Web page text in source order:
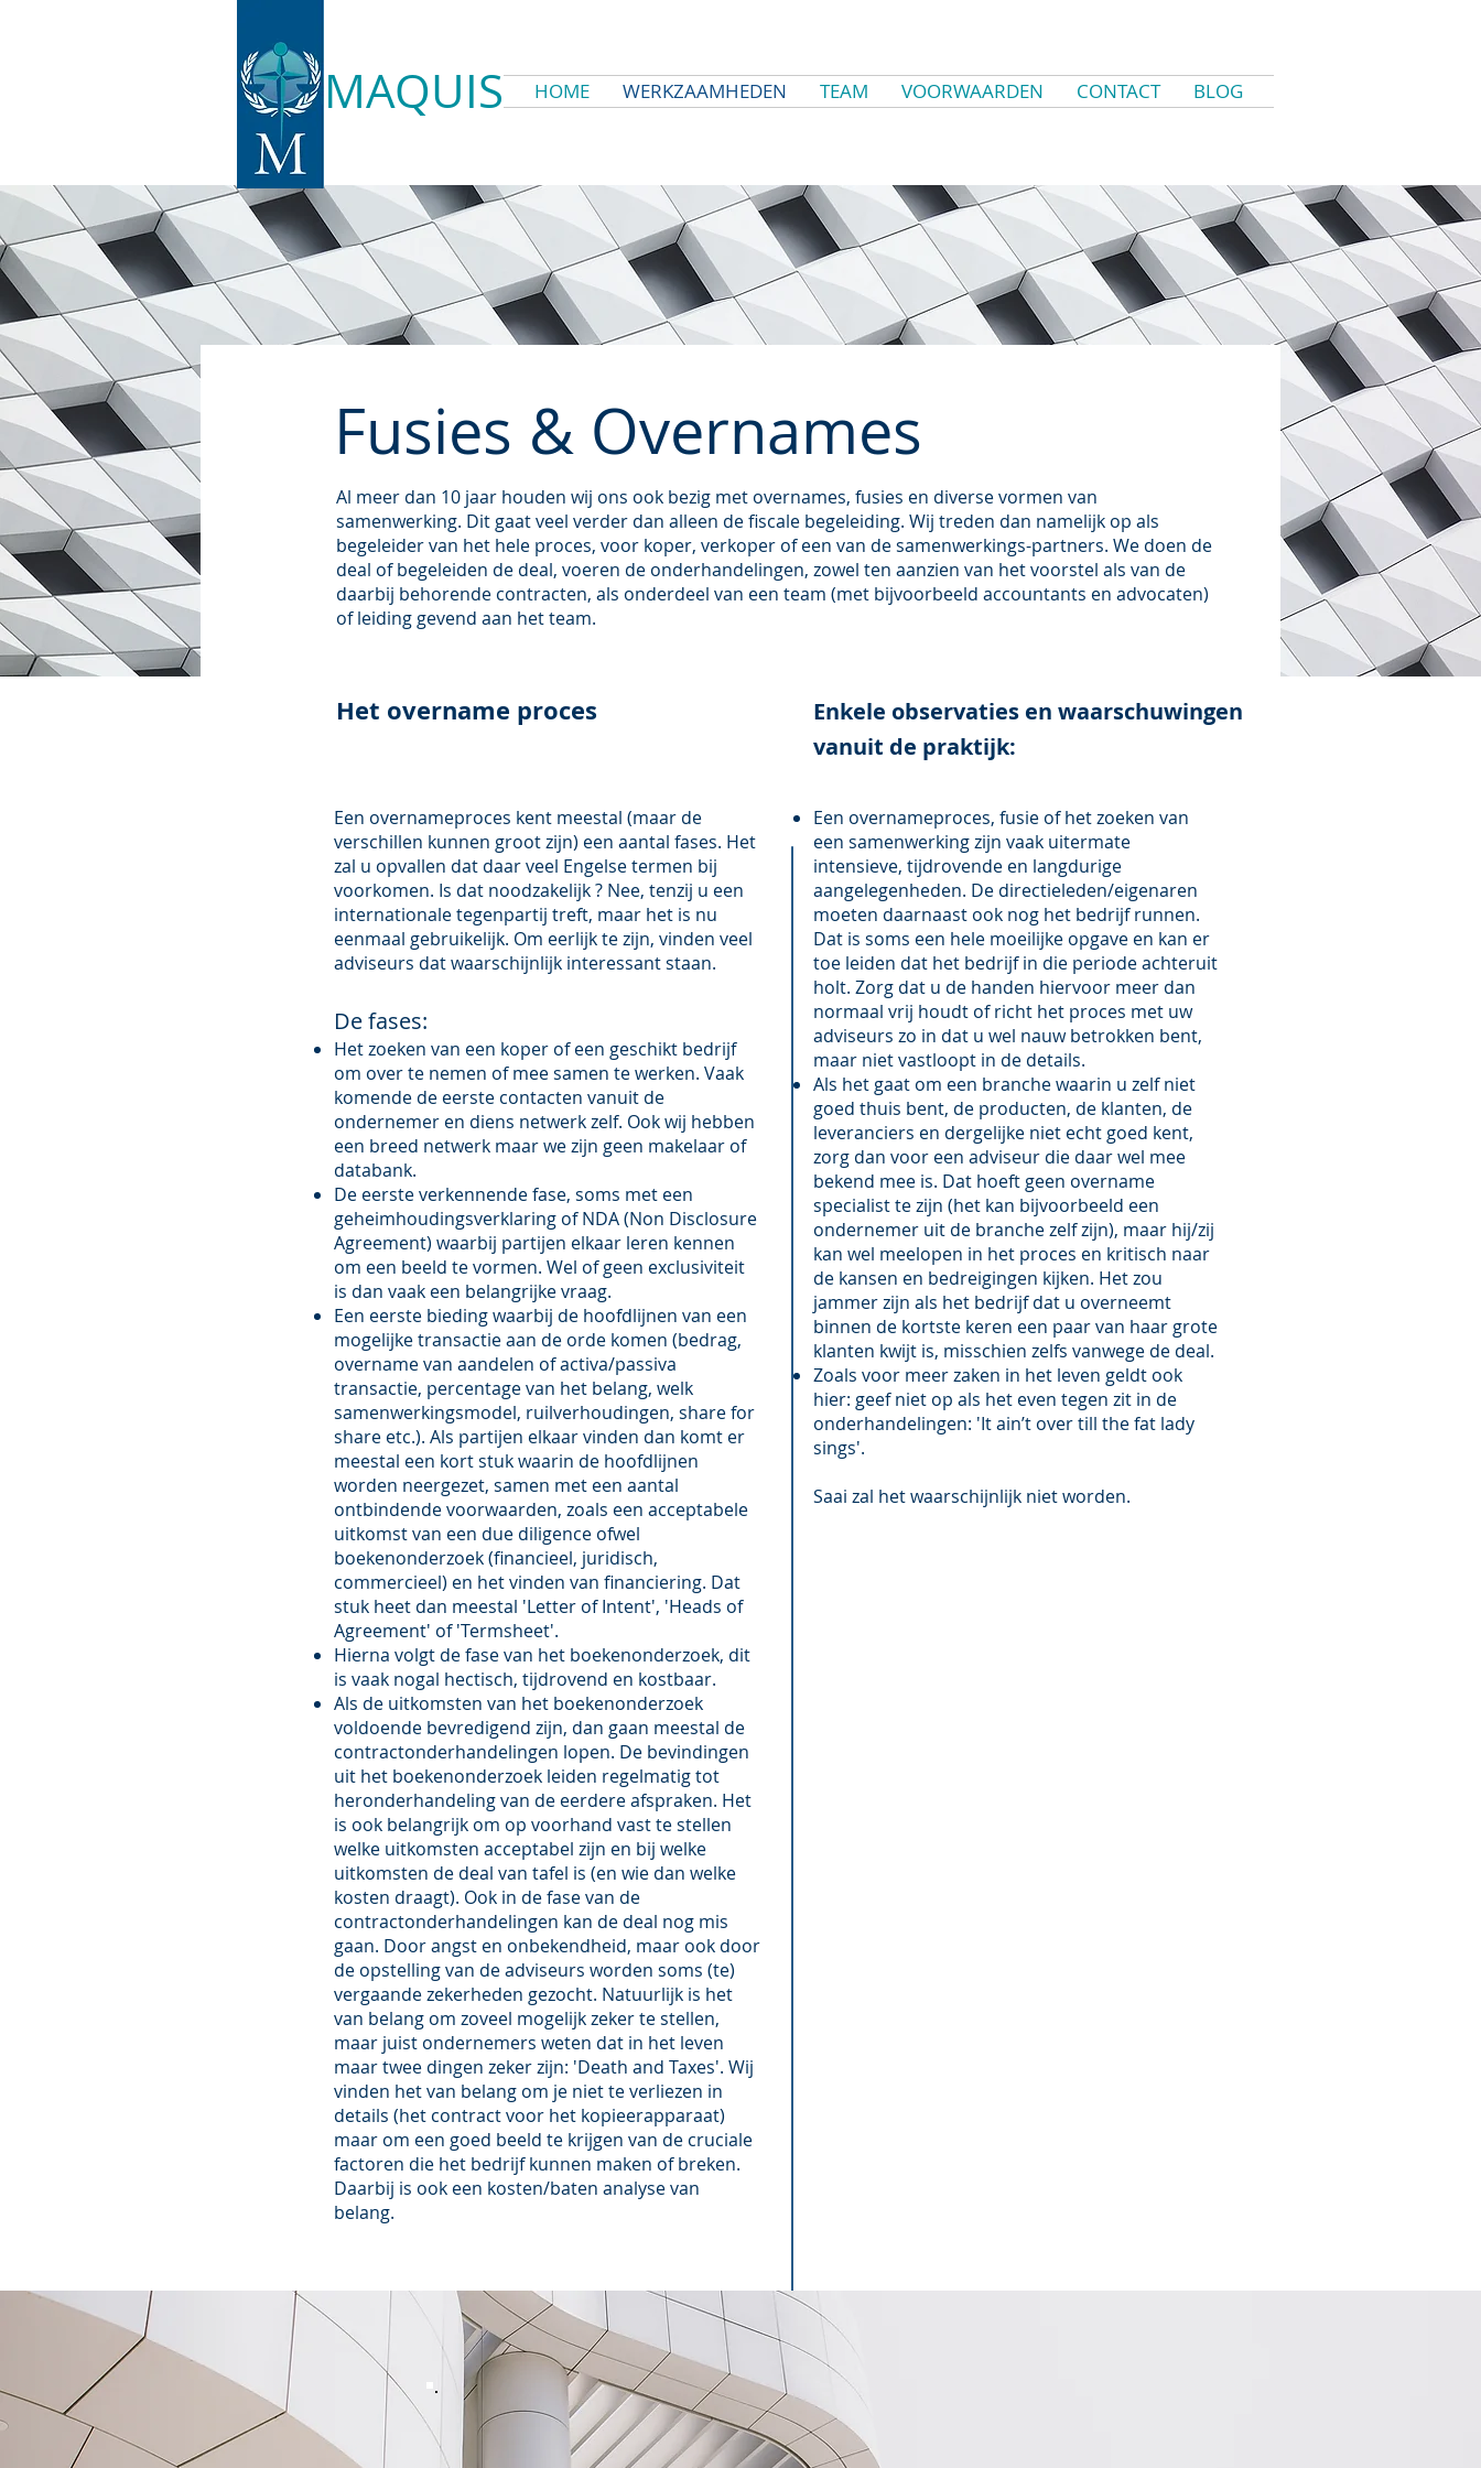
MAQUIS HOME WERKZAAMHEDEN TEAM VOORWAARDEN CONTACT BLOG
Fusies & Overnames
Al meer dan 10 jaar houden wij ons ook bezig met overnames, fusies en diverse vormen van
samenwerking. Dit gaat veel verder dan alleen de fiscale begeleiding. Wij treden dan namelijk op als
begeleider van het hele proces, voor koper, verkoper of een van de samenwerkings-partners. We doen de
deal of begeleiden de deal, voeren de onderhandelingen, zowel ten aanzien van het voorstel als van de
daarbij behorende contracten, als onderdeel van een team (met bijvoorbeeld accountants en advocaten)
of leiding gevend aan het team.
Het overname proces
Enkele observaties en waarschuwingen
vanuit de praktijk:
Een overnameproces kent meestal (maar de
verschillen kunnen groot zijn) een aantal fases. Het
zal u opvallen dat daar veel Engelse termen bij
voorkomen. Is dat noodzakelijk ? Nee, tenzij u een
internationale tegenpartij treft, maar het is nu
eenmaal gebruikelijk. Om eerlijk te zijn, vinden veel
adviseurs dat waarschijnlijk interessant staan.
De fases:
Het zoeken van een koper of een geschikt bedrijf
om over te nemen of mee samen te werken. Vaak
komende de eerste contacten vanuit de
ondernemer en diens netwerk zelf. Ook wij hebben
een breed netwerk maar we zijn geen makelaar of
databank.
De eerste verkennende fase, soms met een
geheimhoudingsverklaring of NDA (Non Disclosure
Agreement) waarbij partijen elkaar leren kennen
om een beeld te vormen. Wel of geen exclusiviteit
is dan vaak een belangrijke vraag.
Een eerste bieding waarbij de hoofdlijnen van een
mogelijke transactie aan de orde komen (bedrag,
overname van aandelen of activa/passiva
transactie, percentage van het belang, welk
samenwerkingsmodel, ruilverhoudingen, share for
share etc.). Als partijen elkaar vinden dan komt er
meestal een kort stuk waarin de hoofdlijnen
worden neergezet, samen met een aantal
ontbindende voorwaarden, zoals een acceptabele
uitkomst van een due diligence ofwel
boekenonderzoek (financieel, juridisch,
commercieel) en het vinden van financiering. Dat
stuk heet dan meestal 'Letter of Intent', 'Heads of
Agreement' of 'Termsheet'.
Hierna volgt de fase van het boekenonderzoek, dit
is vaak nogal hectisch, tijdrovend en kostbaar.
Als de uitkomsten van het boekenonderzoek
voldoende bevredigend zijn, dan gaan meestal de
contractonderhandelingen lopen. De bevindingen
uit het boekenonderzoek leiden regelmatig tot
heronderhandeling van de eerdere afspraken. Het
is ook belangrijk om op voorhand vast te stellen
welke uitkomsten acceptabel zijn en bij welke
uitkomsten de deal van tafel is (en wie dan welke
kosten draagt). Ook in de fase van de
contractonderhandelingen kan de deal nog mis
gaan. Door angst en onbekendheid, maar ook door
de opstelling van de adviseurs worden soms (te)
vergaande zekerheden gezocht. Natuurlijk is het
van belang om zoveel mogelijk zeker te stellen,
maar juist ondernemers weten dat in het leven
maar twee dingen zeker zijn: 'Death and Taxes'. Wij
vinden het van belang om je niet te verliezen in
details (het contract voor het kopieerapparaat)
maar om een goed beeld te krijgen van de cruciale
factoren die het bedrijf kunnen maken of breken.
Daarbij is ook een kosten/baten analyse van
belang.
Een overnameproces, fusie of het zoeken van
een samenwerking zijn vaak uitermate
intensieve, tijdrovende en langdurige
aangelegenheden. De directieleden/eigenaren
moeten daarnaast ook nog het bedrijf runnen.
Dat is soms een hele moeilijke opgave en kan er
toe leiden dat het bedrijf in die periode achteruit
holt. Zorg dat u de handen hiervoor meer dan
normaal vrij houdt of richt het proces met uw
adviseurs zo in dat u wel nauw betrokken bent,
maar niet vastloopt in de details.
Als het gaat om een branche waarin u zelf niet
goed thuis bent, de producten, de klanten, de
leveranciers en dergelijke niet echt goed kent,
zorg dan voor een adviseur die daar wel mee
bekend mee is. Dat hoeft geen overname
specialist te zijn (het kan bijvoorbeeld een
ondernemer uit de branche zelf zijn), maar hij/zij
kan wel meelopen in het proces en kritisch naar
de kansen en bedreigingen kijken. Het zou
jammer zijn als het bedrijf dat u overneemt
binnen de kortste keren een paar van haar grote
klanten kwijt is, misschien zelfs vanwege de deal.
Zoals voor meer zaken in het leven geldt ook
hier: geef niet op als het even tegen zit in de
onderhandelingen: 'It ain’t over till the fat lady
sings'.
Saai zal het waarschijnlijk niet worden.